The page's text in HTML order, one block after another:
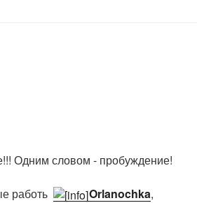
Одним словом - пробуждение!
работы: Orlanochka,